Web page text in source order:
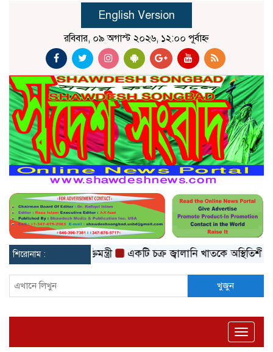
English Version
রবিবার, ০৯ অগাস্ট ২০২৬, ১২:০০ পূর্বাহ্ন
শিরোনাম :
তথ্যপ্রযুক্তিমন্ত্রী একটি চক্র জ্বালানি খাতকে অস্থিতিশীল করার
খুজুন
Toggle